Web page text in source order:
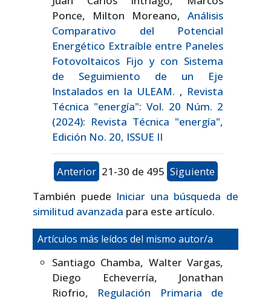
Ponce, Milton Moreano, Análisis
Comparativo del Potencial
Energético Extraíble entre Paneles
Fotovoltaicos Fijo y con Sistema
de Seguimiento de un Eje
Instalados en la ULEAM. , Revista
Técnica "energía": Vol. 20 Núm. 2
(2024): Revista Técnica "energía",
Edición No. 20, ISSUE II
Anterior 21-30 de 495 Siguiente
También puede Iniciar una búsqueda de
similitud avanzada para este artículo.
Artículos más leídos del mismo autor/a
Santiago Chamba, Walter Vargas,
Diego Echeverría, Jonathan
Riofrio, Regulación Primaria de